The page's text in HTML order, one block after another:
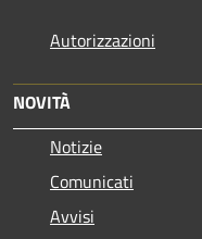
Autorizzazioni
NOVITÀ
Notizie
Comunicati
Avvisi